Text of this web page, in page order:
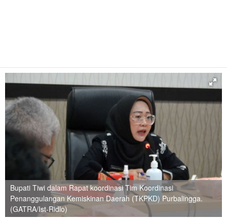
Bupati Tiwi dalam Rapat koordinasi Tim Koordinasi
Penanggulangan Kemiskinan Daerah (TKPKD) Purbalingga.
(GATRA/Ist-Ridlo)